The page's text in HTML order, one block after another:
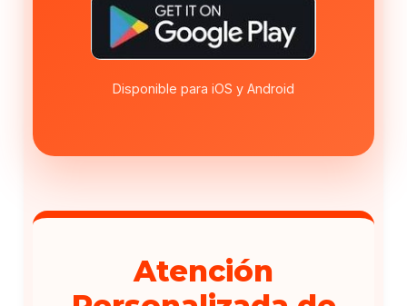
Disponible para iOS y Android
Atención